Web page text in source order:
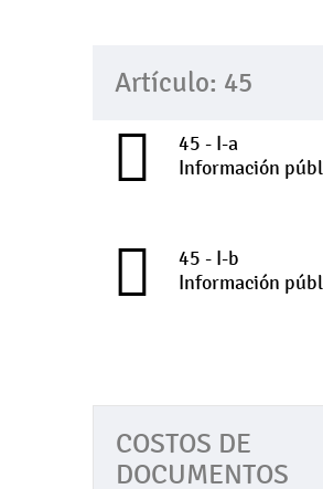
Artículo: 45
45 - I-a
Información
45 - I-b
Información
COSTOS DE
DOCUMENTOS